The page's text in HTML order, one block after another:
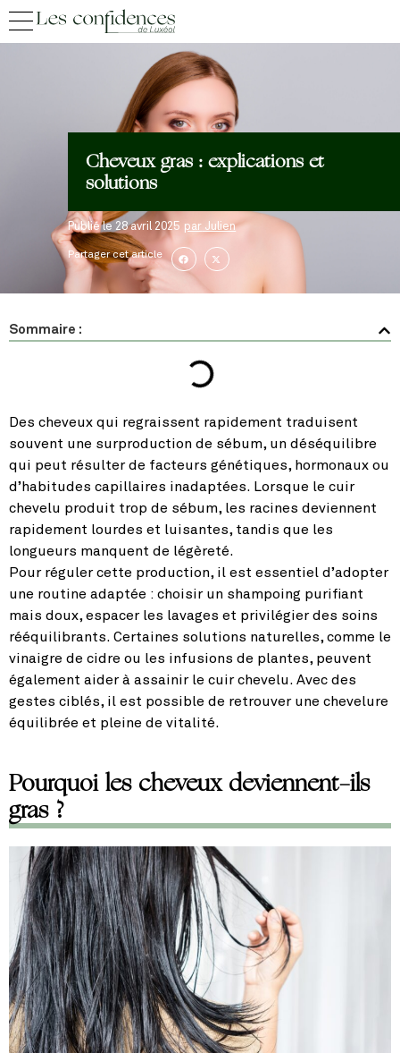
Cheveux gras : explications et
solutions
Publié le 28 avril 2025 par Julien
Partager cet article
Sommaire :
Des cheveux qui regraissent rapidement traduisent
souvent une surproduction de sébum, un déséquilibre
qui peut résulter de facteurs génétiques, hormonaux ou
d’habitudes capillaires inadaptées. Lorsque le cuir
chevelu produit trop de sébum, les racines deviennent
rapidement lourdes et luisantes, tandis que les
longueurs manquent de légèreté.
Pour réguler cette production, il est essentiel d’adopter
une routine adaptée : choisir un shampoing purifiant
mais doux, espacer les lavages et privilégier des soins
rééquilibrants. Certaines solutions naturelles, comme le
vinaigre de cidre ou les infusions de plantes, peuvent
également aider à assainir le cuir chevelu. Avec des
gestes ciblés, il est possible de retrouver une chevelure
équilibrée et pleine de vitalité.
Pourquoi les cheveux deviennent-ils
gras ?